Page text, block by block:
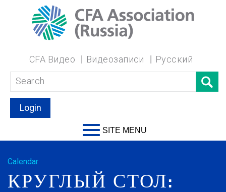
CFA Видео Видеозаписи Русский
Login
SITE MENU
Calendar
КРУГЛЫЙ СТОЛ: